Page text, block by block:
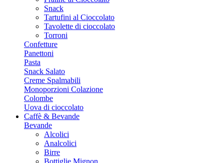
Snack
Tartufini al Cioccolato
Tavolette di cioccolato
Torroni
Confetture
Panettoni
Pasta
Snack Salato
Creme Spalmabili
Monoporzioni Colazione
Colombe
Uova di cioccolato
Caffè & Bevande
Bevande
Alcolici
Analcolici
Birre
Bottiglie Mignon